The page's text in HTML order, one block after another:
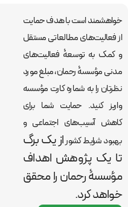
خواهشمند است با هدف حمایت
از فعالیت‌های مطالعاتی مستقل
و کمک به توسعۀ فعالیت‌های
مدنی مؤسسۀ رحمان، مبلغ مورد
نظرتان را به شماره کارت مؤسسه
واریز کنید. حمایت شما برای
کاهش آسیب‌های اجتماعی و
بهبود شرایط کشوراز یک برگ
تا یک پژوهش اهداف
مؤسسۀ رحمان رامحقق
خواهد کرد.